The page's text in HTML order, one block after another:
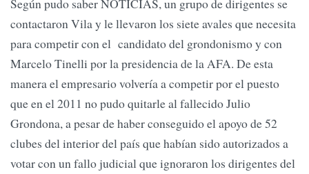
Según pudo saber NOTICIAS, un grupo de dirigentes se
contactaron Vila y le llevaron los siete avales que necesita
para competir con el candidato del grondonismo y con
Marcelo Tinelli por la presidencia de la AFA. De esta
manera el empresario volvería a competir por el puesto
que en el 2011 no pudo quitarle al fallecido Julio
Grondona, a pesar de haber conseguido el apoyo de 52
clubes del interior del país que habían sido autorizados a
votar con un fallo judicial que ignoraron los dirigentes del